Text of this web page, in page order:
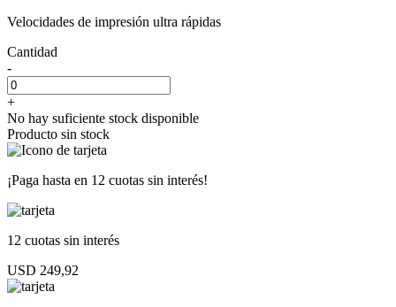
Velocidades de impresión ultra rápidas
Cantidad
-
+
No hay suficiente stock disponible
Producto sin stock
¡Paga hasta en 12 cuotas sin interés!
12 cuotas sin interés
USD 249,92